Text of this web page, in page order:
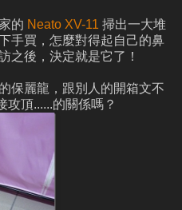
的 Neato XV-11 掃出一大堆
手買，怎麼對得起自己的鼻
之後，決定就是它了！
保麗龍，跟別人的開箱文不
攻頂......的關係嗎？